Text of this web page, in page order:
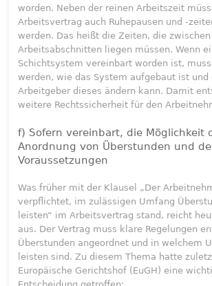
worden. Neben der reinen Arbeitszeit
Arbeitsvertrag auch Ruhepausen und -
werden. Das heißt die Zeiten, die
Arbeitsabschnitten liegen müssen. Wenn
Schichtsystem vereinbart worden ist,
werden, wie das System aufgebaut ist und
Arbeitgeber dieses ändern kann. Damit
weitere Rechtssicherheit für den
f) Sofern vereinbart, die Möglichkeit
Anordnung von Überstunden und
Voraussetzungen
Was früher mit der Klausel „Der
verpflichtet, im zulässigen Umfang
leisten“ im Arbeitsvertrag stand, reicht
aus. Der Vertrag muss klare Regelungen
Überstunden angeordnet und in welchem
leisten sind. Zu diesem Thema hatte
Europäische Gerichtshof (EuGH) eine